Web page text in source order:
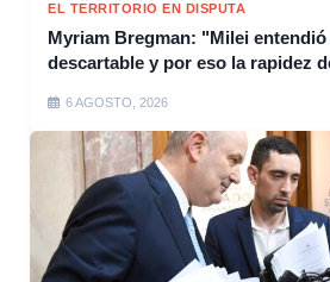
EL TERRITORIO EN DISPUTA
Myriam Bregman: "Milei
descartable y por eso la rapidez
6 AGOSTO, 2026